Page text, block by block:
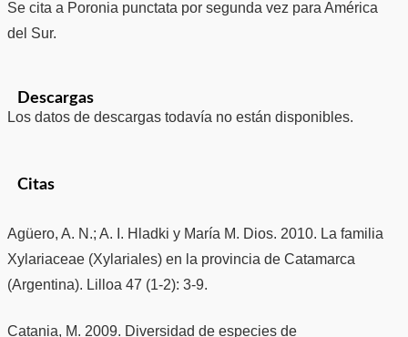
Se cita a Poronia punctata por segunda vez para América
del Sur.
Descargas
Los datos de descargas todavía no están disponibles.
Citas
Agüero, A. N.; A. I. Hladki y María M. Dios. 2010. La familia
Xylariaceae (Xylariales) en la provincia de Catamarca
(Argentina). Lilloa 47 (1-2): 3-9.
Catania, M. 2009. Diversidad de especies de